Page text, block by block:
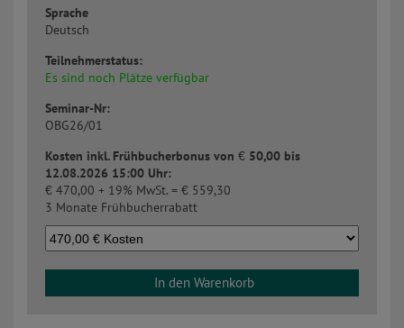
Sprache
Deutsch
Teilnehmerstatus:
Es sind noch Plätze verfügbar
Seminar-Nr:
OBG26/01
Kosten inkl. Frühbucherbonus von € 50,00 bis
12.08.2026 15:00 Uhr:
€ 470,00 + 19% MwSt. = € 559,30
3 Monate Frühbucherrabatt
In den Warenkorb